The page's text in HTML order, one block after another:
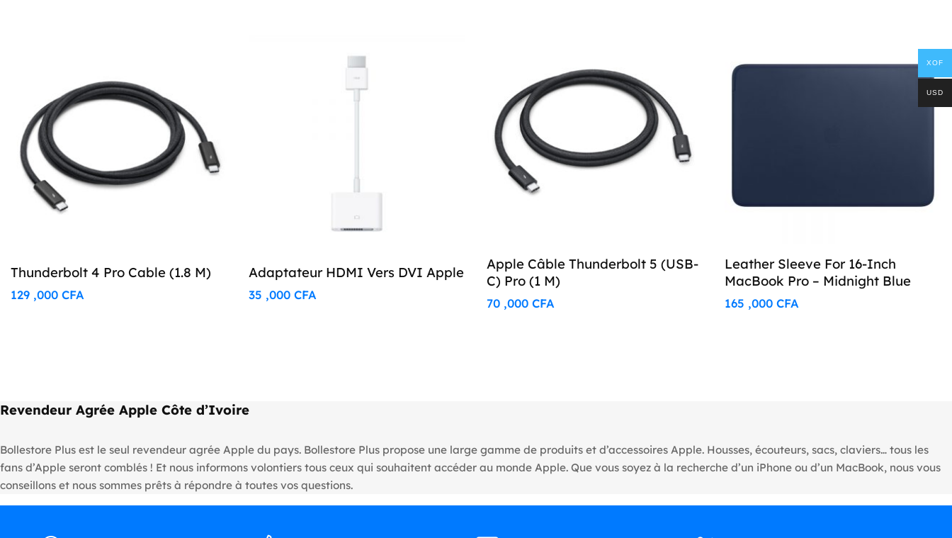
Thunderbolt 4 Pro Cable (1.8 M)
129 ,000CFA
Adaptateur HDMI Vers DVI Apple
35 ,000CFA
Apple Câble Thunderbolt 5 (USB-
C) Pro (1 M)
70 ,000CFA
Leather Sleeve For 16-Inch
MacBook Pro – Midnight Blue
165 ,000CFA
Revendeur Agrée Apple Côte d’Ivoire
Bollestore Plus est le seul revendeur agrée Apple du pays. Bollestore Plus propose une large gamme de produits et d’accessoires Apple. Housses, écouteurs, sacs, claviers… tous les
fans d’Apple seront comblés ! Et nous informons volontiers tous ceux qui souhaitent accéder au monde Apple. Que vous soyez à la recherche d’un iPhone ou d’un MacBook, nous vous
conseillons et nous sommes prêts à répondre à toutes vos questions.
XOF
USD